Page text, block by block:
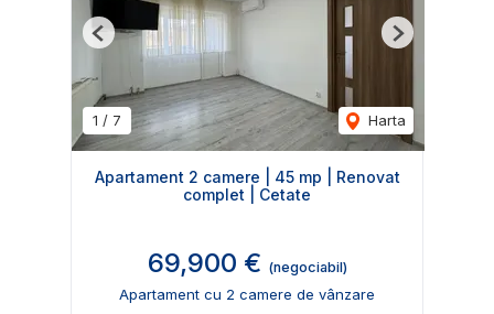
1 / 7 Harta
Previous Next
Apartament 2 camere | 45 mp | Renovat
complet | Cetate
69,900 € (negociabil)
Apartament cu 2 camere de vânzare